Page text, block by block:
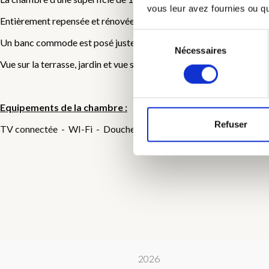
vous leur avez fournies ou
consentement
Nécessaires
Refuser
Entièrement repensée et rénovée à base de produits naturels,
Un banc commode est posé juste devant le lit vous permettant
Vue sur la terrasse, jardin et vue sur le Belvédère.
Equipements de la chambre :
TV connectée - WI-Fi - Douche à l’italienne - Volets + stores
2026